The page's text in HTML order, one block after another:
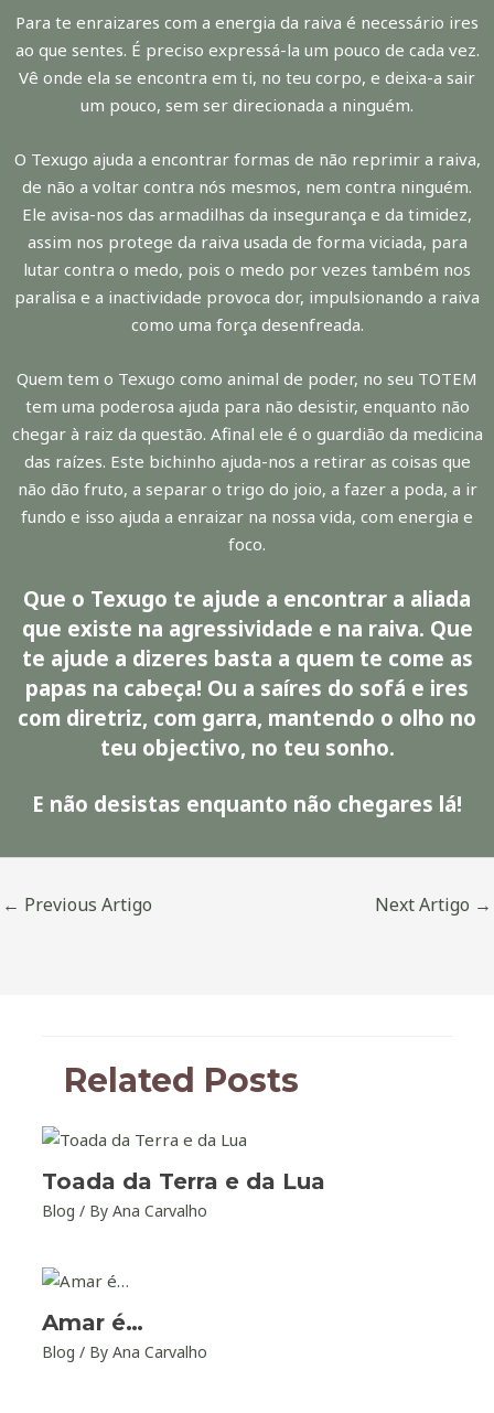
Para te enraizares com a energia da raiva é necessário ires
ao que sentes. É preciso expressá-la um pouco de cada vez.
Vê onde ela se encontra em ti, no teu corpo, e deixa-a sair
um pouco, sem ser direcionada a ninguém.
O Texugo ajuda a encontrar formas de não reprimir a raiva,
de não a voltar contra nós mesmos, nem contra ninguém.
Ele avisa-nos das armadilhas da insegurança e da timidez,
assim nos protege da raiva usada de forma viciada, para
lutar contra o medo, pois o medo por vezes também nos
paralisa e a inactividade provoca dor, impulsionando a raiva
como uma força desenfreada.
Quem tem o Texugo como animal de poder, no seu TOTEM
tem uma poderosa ajuda para não desistir, enquanto não
chegar à raiz da questão. Afinal ele é o guardião da medicina
das raízes. Este bichinho ajuda-nos a retirar as coisas que
não dão fruto, a separar o trigo do joio, a fazer a poda, a ir
fundo e isso ajuda a enraizar na nossa vida, com energia e
foco.
Que o Texugo te ajude a encontrar a aliada
que existe na agressividade e na raiva. Que
te ajude a dizeres basta a quem te come as
papas na cabeça! Ou a saíres do sofá e ires
com diretriz, com garra, mantendo o olho no
teu objectivo, no teu sonho.
E não desistas enquanto não chegares lá!
← Previous Artigo Next Artigo →
Related Posts
Toada da Terra e da Lua
Blog / By Ana Carvalho
Amar é…
Blog / By Ana Carvalho